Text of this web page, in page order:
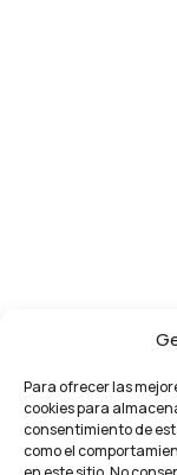
Para ofrecer las
cookies para
consentimiento de
como el